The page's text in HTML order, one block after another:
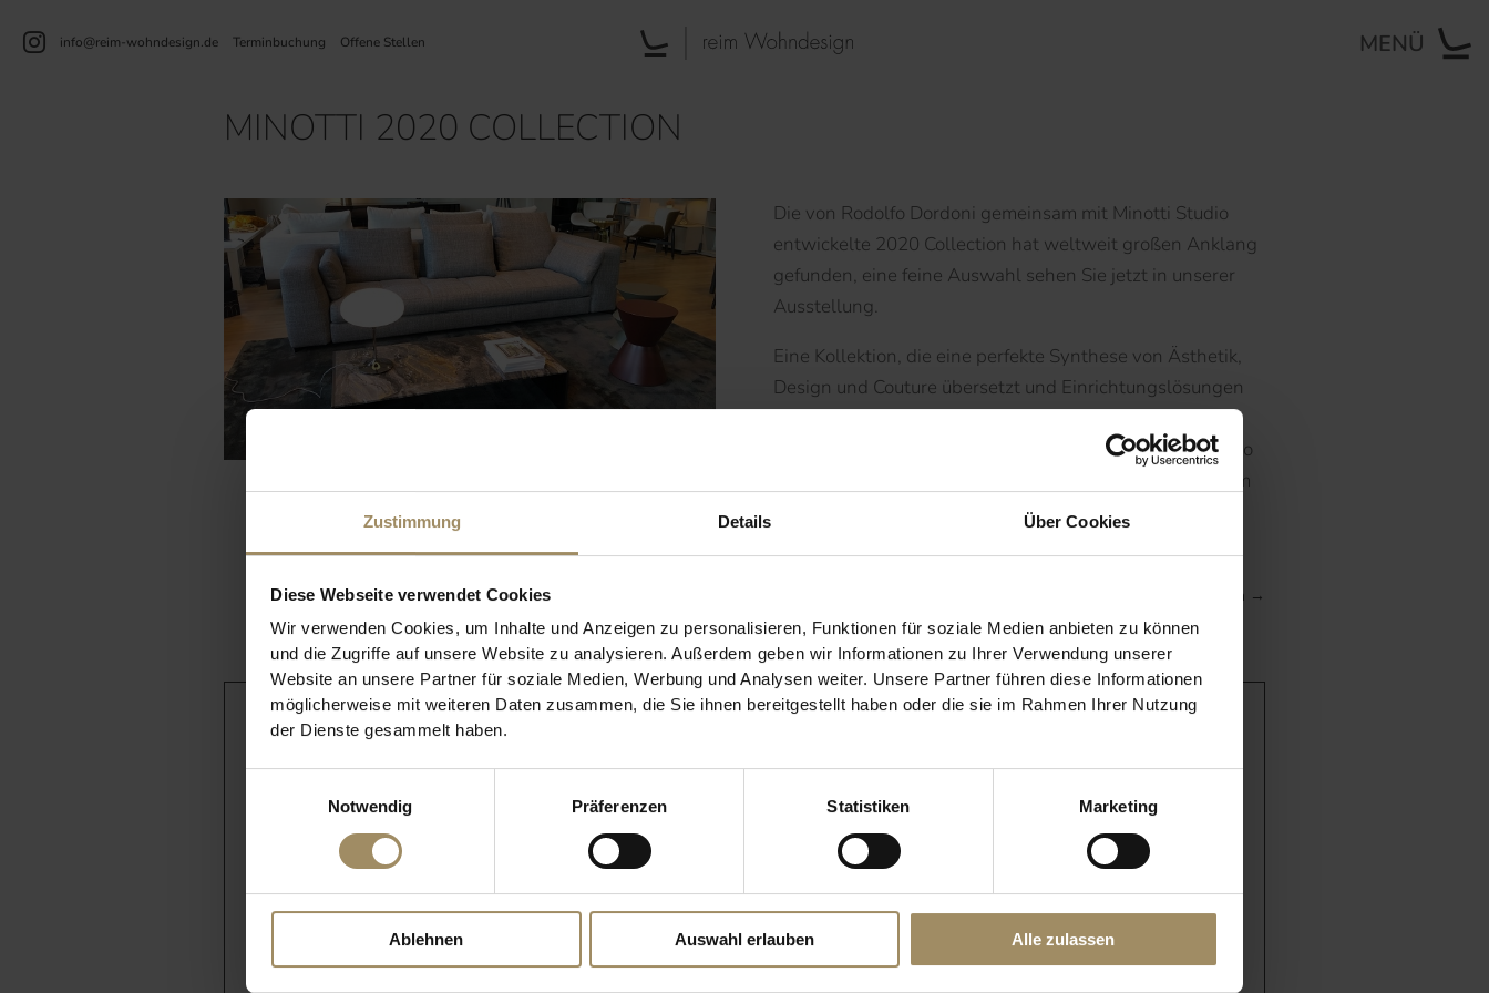
Zustimmung Details Über Cookies
Diese Webseite verwendet Cookies
Wir verwenden Cookies, um Inhalte und Anzeigen zu personalisieren, Funktionen für soziale Medien anbieten zu können
und die Zugriffe auf unsere Website zu analysieren. Außerdem geben wir Informationen zu Ihrer Verwendung unserer
Website an unsere Partner für soziale Medien, Werbung und Analysen weiter. Unsere Partner führen diese Informationen
möglicherweise mit weiteren Daten zusammen, die Sie ihnen bereitgestellt haben oder die sie im Rahmen Ihrer Nutzung
der Dienste gesammelt haben.
Notwendig
Präferenzen Statistiken Marketing
Ablehnen Auswahl erlauben Alle zulassen
info@reim-wohndesign.de Terminbuchung Offene Stellen MENÜ
MINOTTI 2020 COLLECTION
Die von Rodolfo Dordoni gemeinsam mit Minotti Studio
entwickelte 2020 Collection hat weltweit großen Anklang
gefunden, eine feine Auswahl sehen Sie jetzt in unserer
Ausstellung.
Eine Kollektion, die eine perfekte Synthese von Ästhetik,
Design und Couture übersetzt und Einrichtungslösungen
Matrizen – Rodolfo Dordoni, Nendo, Marcio Kogan / studio
mk27, GamFratesi und Christophe Delcourt – umfasst, um
ein wahres „Projekt Minotti“ entstehen zu lassen.
Weitere Inspirationen →
INTERESSE GEWECKT?
unserer Ausstellungsstücke – gerne stehen wir Ihnen
für einen individuellen Beratungstermin zur
KONTAKTIEREN SIE UNS
außergewöhnliche Produktvorstellungen und
Einladungen zu unseren Events & Aktionen!
E-Mail-Adresse*